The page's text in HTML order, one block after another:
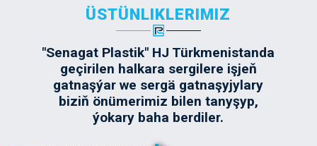
ÜSTÜNLIKLERIMIZ
"Senagat Plastik" HJ Türkmenistanda
geçirilen halkara sergilere işjeň
gatnaşýar we sergä gatnaşyjylary
biziň önümerimiz bilen tanyşyp,
ýokary baha berdiler.